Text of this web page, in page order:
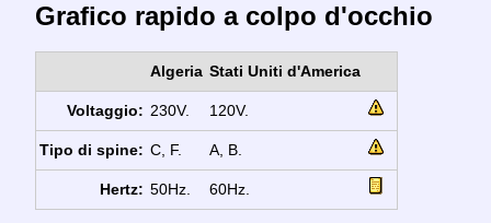
Grafico rapido a colpo d'occhio
Algeria Stati Uniti d'America
Voltaggio: 230V. 120V.
Tipo di spine: C, F. A, B.
Hertz: 50Hz. 60Hz.